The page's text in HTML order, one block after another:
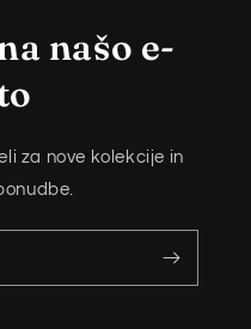
našo e-
za nove kolekcije in